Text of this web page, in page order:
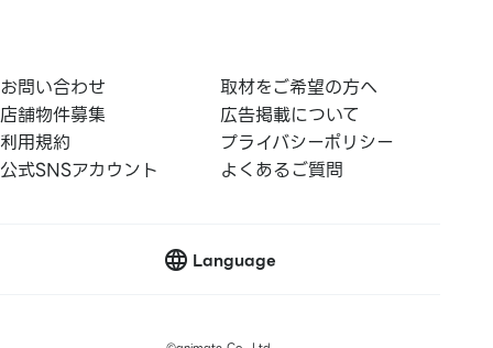
お問い合わせ
取材をご希望の方へ
店舗物件募集
広告掲載について
利用規約
プライバシーポリシー
公式SNSアカウント
よくあるご質問
Language